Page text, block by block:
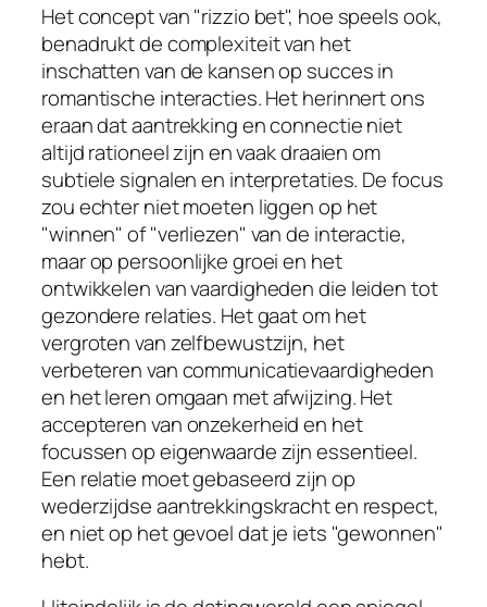
Het concept van "rizzio bet", hoe speels ook,
benadrukt de complexiteit van het
inschatten van de kansen op succes in
romantische interacties. Het herinnert ons
eraan dat aantrekking en connectie niet
altijd rationeel zijn en vaak draaien om
subtiele signalen en interpretaties. De focus
zou echter niet moeten liggen op het
"winnen" of "verliezen" van de interactie,
maar op persoonlijke groei en het
ontwikkelen van vaardigheden die leiden tot
gezondere relaties. Het gaat om het
vergroten van zelfbewustzijn, het
verbeteren van communicatievaardigheden
en het leren omgaan met afwijzing. Het
accepteren van onzekerheid en het
focussen op eigenwaarde zijn essentieel.
Een relatie moet gebaseerd zijn op
wederzijdse aantrekkingskracht en respect,
en niet op het gevoel dat je iets "gewonnen"
hebt.